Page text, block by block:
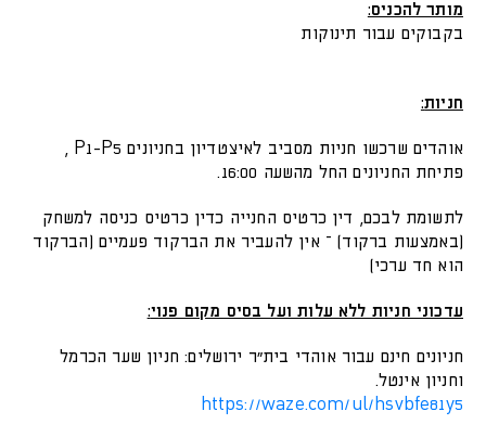
מותר להכניס:
בקבוקים עבור תינוקות
חניות:
אוהדים שרכשו חניות מסביב לאיצטדיון בחניונים P1-P5 ,
פתיחת החניונים החל מהשעה 16:00.
לתשומת לבכם, דין כרטיס החנייה כדין כרטיס כניסה למשחק
(באמצעות ברקוד) – אין להעביר את הברקוד פעמיים (הברקוד
הוא חד ערכי)
עדכוני חניות ללא עלות ועל בסיס מקום פנוי:
חניונים חינם עבור אוהדי בית"ר ירושלים: חניון שער הכרמל
וחניון אינטל.
https://waze.com/ul/hsvbfe81y5